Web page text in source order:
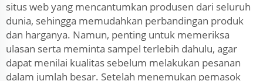
situs web yang mencantumkan produsen dari seluruh
dunia, sehingga memudahkan perbandingan produk
dan harganya. Namun, penting untuk memeriksa
ulasan serta meminta sampel terlebih dahulu, agar
dapat menilai kualitas sebelum melakukan pesanan
dalam jumlah besar. Setelah menemukan pemasok